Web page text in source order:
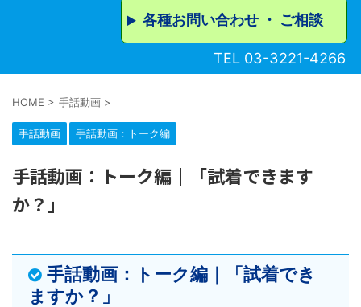
▶︎ 各種お問い合わせ ・ ご相談
TEL 03-3221-4266
HOME > 手話動画 >
手話動画 手話動画：トーク編
手話動画：トーク編｜「試着できます
か？」
手話動画：トーク編｜「試着でき
ますか？」